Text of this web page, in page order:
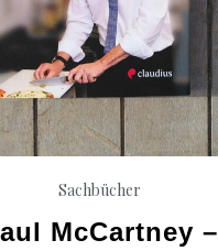
Sachbücher
McCartney –